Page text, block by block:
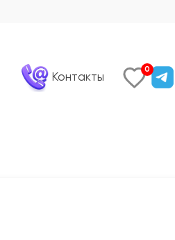
Контакты
0